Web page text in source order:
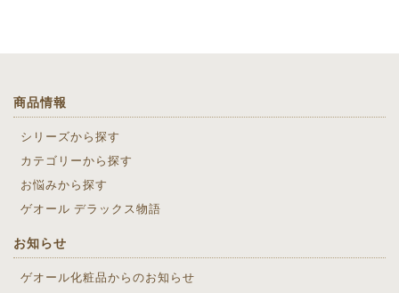
商品情報
シリーズから探す
カテゴリーから探す
お悩みから探す
ゲオール デラックス物語
お知らせ
ゲオール化粧品からのお知らせ